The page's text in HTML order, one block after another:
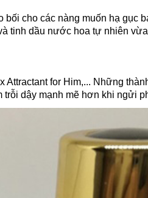
bối cho các nàng muốn hạ gục
tinh dầu nước hoa tự nhiên
for Him,... Những
dậy mạnh mẽ hơn khi ngửi